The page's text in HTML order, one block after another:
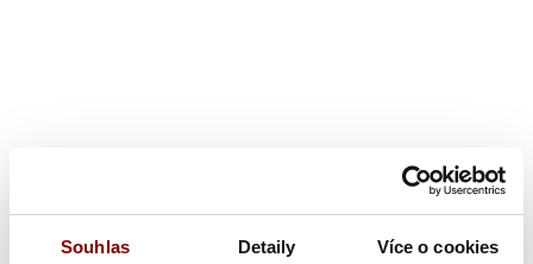
Souhlas Detaily Více o cookies